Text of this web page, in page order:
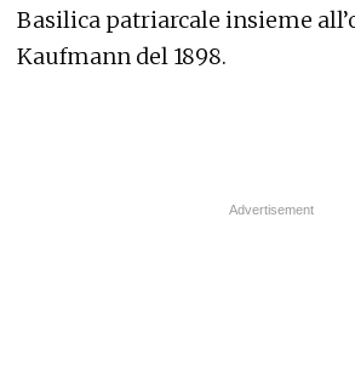
Basilica patriarcale insieme
Kaufmann del 1898.